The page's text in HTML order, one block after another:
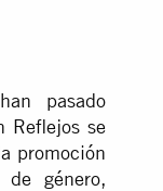
pasado
Reflejos se
promoción
género,